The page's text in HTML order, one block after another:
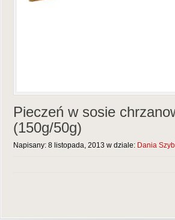
Pieczeń w sosie
(150g/50g)
Napisany: 8 listopada, 2013 w dziale: Dania